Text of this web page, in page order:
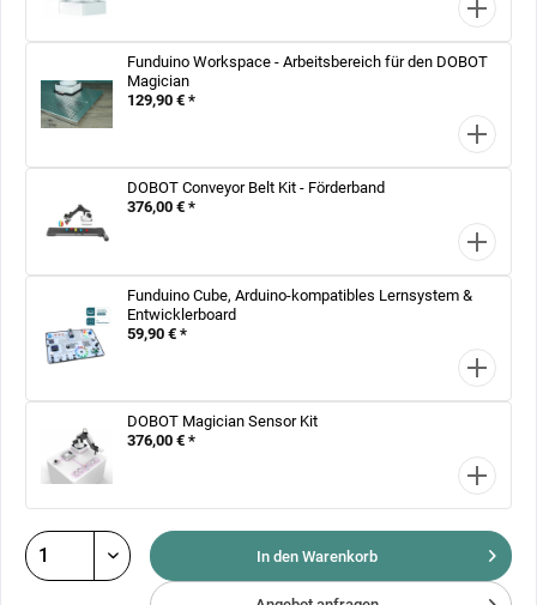
Funduino Workspace - Arbeitsbereich für den DOBOT
Magician
129,90 € *
DOBOT Conveyor Belt Kit - Förderband
376,00 € *
Funduino Cube, Arduino-kompatibles Lernsystem &
Entwicklerboard
59,90 € *
DOBOT Magician Sensor Kit
376,00 € *
In den Warenkorb